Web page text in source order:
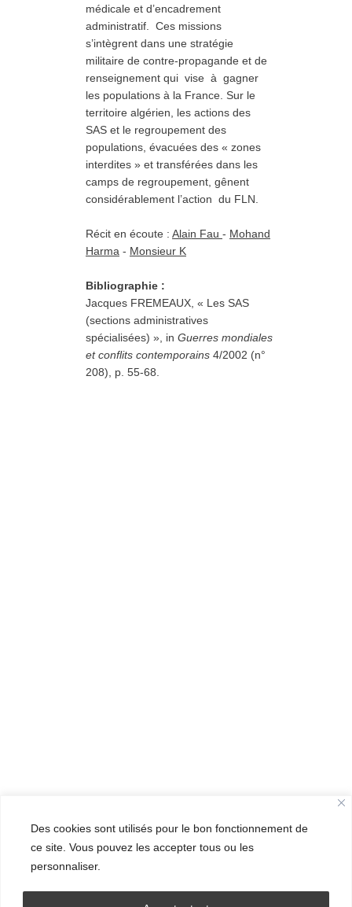
Des cookies sont utilisés pour le bon fonctionnement de
ce site. Vous pouvez les accepter tous ou les
personnaliser.
médicale et d’encadrement
administratif. Ces missions
s’intègrent dans une stratégie
militaire de contre-propagande et de
renseignement qui vise à gagner
les populations à la France. Sur le
territoire algérien, les actions des
SAS et le regroupement des
populations, évacuées des « zones
interdites » et transférées dans les
camps de regroupement, gênent
considérablement l’action du FLN.
Récit en écoute : Alain Fau - Mohand
Harma - Monsieur K
Bibliographie :
Jacques FREMEAUX, « Les SAS
(sections administratives
spécialisées) », in Guerres mondiales
et conflits contemporains 4/2002 (n°
208), p. 55-68.